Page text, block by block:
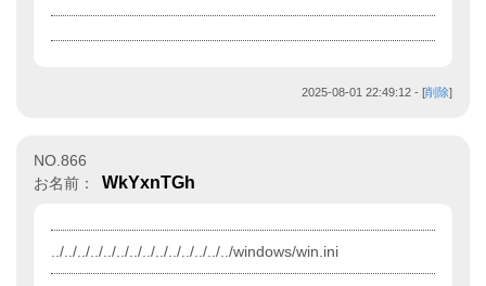
2025-08-01 22:49:12 - [削除]
NO.866
お名前：
WkYxnTGh
../../../../../../../../../../../../../../windows/win.ini